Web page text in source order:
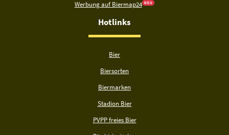
Werbung auf Biermap24 N E U
Hotlinks
Bier
Biersorten
Biermarken
Stadion Bier
PVPP freies Bier